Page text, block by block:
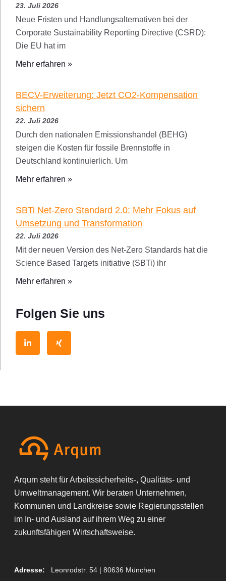
23. Juli 2026
Neue Fristen und Handlungsalternativen bei der
Corporate Sustainability Reporting Directive (CSRD):
Die EU hat im
Mehr erfahren »
BECV-Erweiterung: Jetzt CO2-Kompensation
sichern
22. Juli 2026
Durch den nationalen Emissionshandel (BEHG)
steigen die Kosten für fossile Brennstoffe in
Deutschland kontinuierlich. Um
Mehr erfahren »
SBTi Net-Zero Standard 2.0: Mehr Fokus auf
Umsetzung und Transformation
22. Juli 2026
Mit der neuen Version des Net-Zero Standards hat die
Science Based Targets initiative (SBTi) ihr
Mehr erfahren »
Folgen Sie uns
i
i
i
Arqum steht für Arbeitssicherheits-, Qualitäts- und
Umweltmanagement. Wir beraten Unternehmen,
Kommunen und Landkreise sowie Regierungsstellen
im In- und Ausland auf ihrem Weg zu einer
zukunftsfähigen Wirtschaftsweise.
Adresse:
Leonrodstr. 54 | 80636 München